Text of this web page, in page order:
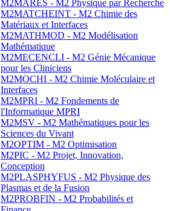
M2MARES - M2 Physique par Recherche
M2MATCHEINT - M2 Chimie des
Matériaux et Interfaces
M2MATHMOD - M2 Modélisation
Mathématique
M2MECENCLI - M2 Génie Mécanique
pour les Cliniciens
M2MOCHI - M2 Chimie Moléculaire et
Interfaces
M2MPRI - M2 Fondements de
l'Informatique MPRI
M2MSV - M2 Mathématiques pour les
Sciences du Vivant
M2OPTIM - M2 Optimisation
M2PIC - M2 Projet, Innovation,
Conception
M2PLASPHYFUS - M2 Physique des
Plasmas et de la Fusion
M2PROBFIN - M2 Probabilités et